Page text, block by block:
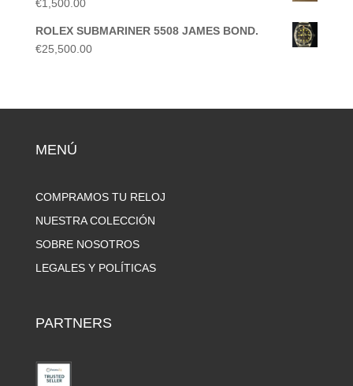
€1,500.00
ROLEX SUBMARINER 5508 JAMES BOND.
€25,500.00
MENÚ
COMPRAMOS TU RELOJ
NUESTRA COLECCIÓN
SOBRE NOSOTROS
LEGALES Y POLÍTICAS
PARTNERS